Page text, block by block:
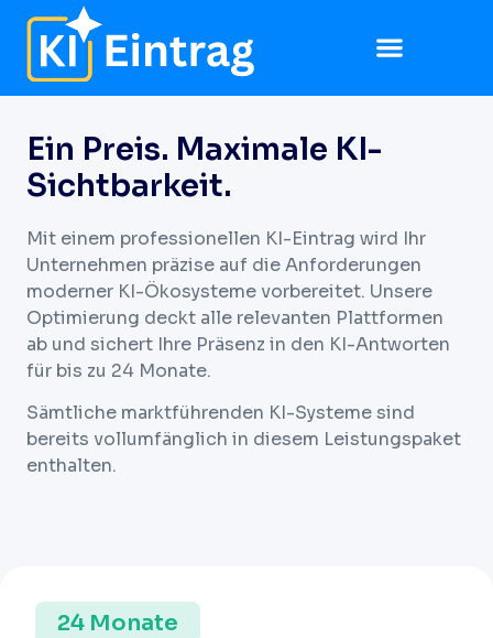
Ein Preis. Maximale KI-
Sichtbarkeit.
Mit einem professionellen KI-Eintrag wird Ihr
Unternehmen präzise auf die Anforderungen
moderner KI-Ökosysteme vorbereitet. Unsere
Optimierung deckt alle relevanten Plattformen
ab und sichert Ihre Präsenz in den KI-Antworten
für bis zu 24 Monate.
Sämtliche marktführenden KI-Systeme sind
bereits vollumfänglich in diesem Leistungspaket
enthalten.
24 Monate